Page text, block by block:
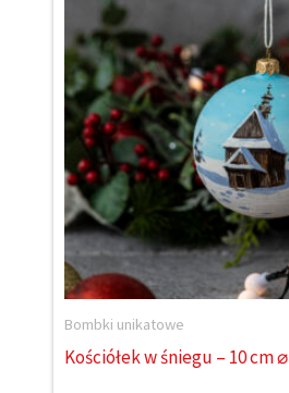
Bombki unikatowe
Kościółek w śniegu – 10 cm ⌀